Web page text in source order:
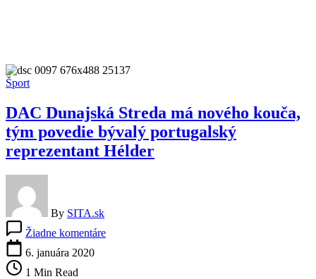
Šport
DAC Dunajská Streda má nového kouča,
tým povedie bývalý portugalský
reprezentant Hélder
By SITA.sk
Žiadne komentáreDAC
6. januára 2020
1 Min Read